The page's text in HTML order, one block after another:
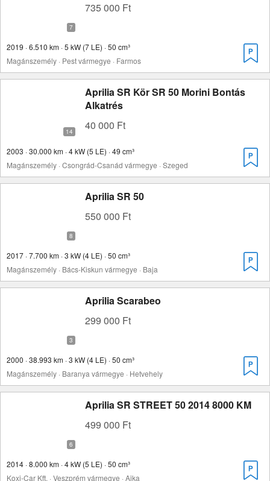
735 000 Ft
2019 · 6.510 km · 5 kW (7 LE) · 50 cm³
Magánszemély · Pest vármegye · Farmos
Aprilia SR Kör SR 50 Morini Bontás
Alkatrés
40 000 Ft
2003 · 30.000 km · 4 kW (5 LE) · 49 cm³
Magánszemély · Csongrád-Csanád vármegye · Szeged
Aprilia SR 50
550 000 Ft
2017 · 7.700 km · 3 kW (4 LE) · 50 cm³
Magánszemély · Bács-Kiskun vármegye · Baja
Aprilia Scarabeo
299 000 Ft
2000 · 38.993 km · 3 kW (4 LE) · 50 cm³
Magánszemély · Baranya vármegye · Hetvehely
Aprilia SR STREET 50 2014 8000 KM
499 000 Ft
2014 · 8.000 km · 4 kW (5 LE) · 50 cm³
Koxi-Car Kft. · Veszprém vármegye · Ajka